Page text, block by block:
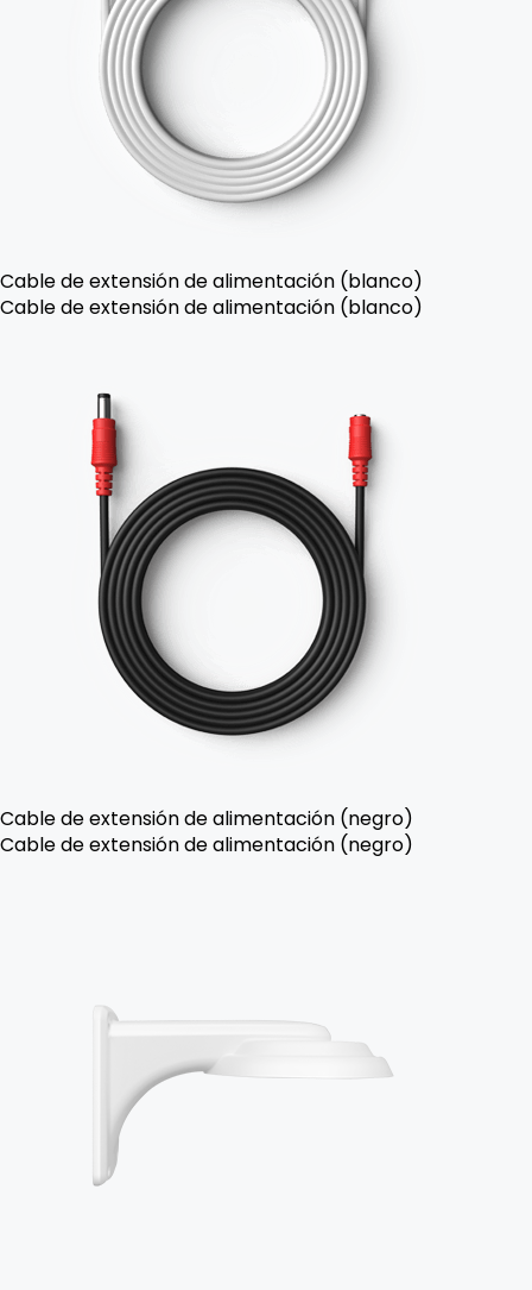
Cable de extensión de alimentación (blanco)
Cable de extensión de alimentación (blanco)
Cable de extensión de alimentación (negro)
Cable de extensión de alimentación (negro)